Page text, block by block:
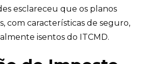
esclareceu que os planos
com características de seguro,
isentos do ITCMD.